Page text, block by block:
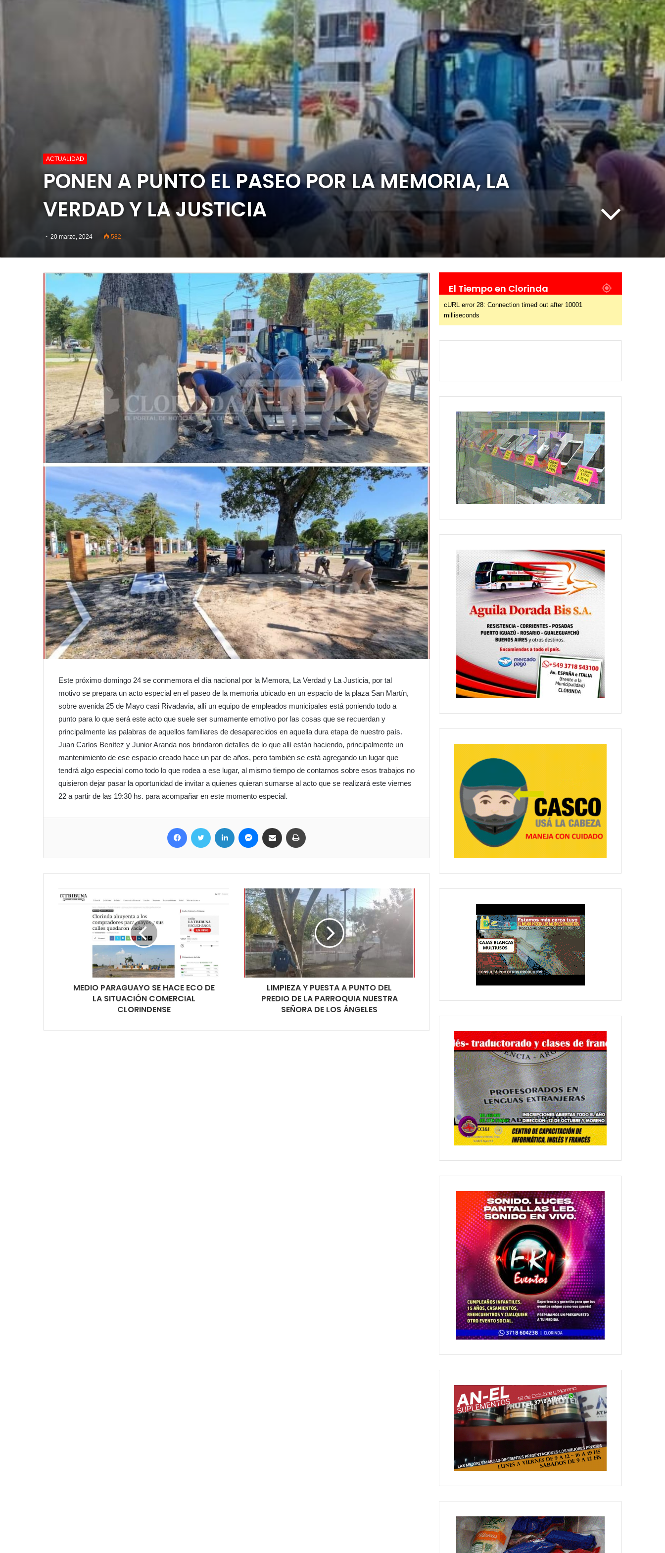
ACTUALIDAD
PONEN A PUNTO EL PASEO POR LA MEMORIA, LA
VERDAD Y LA JUSTICIA
20 marzo, 2024 582
Este próximo domingo 24 se conmemora el día nacional por la Memora, La Verdad y La Justicia, por tal
motivo se prepara un acto especial en el paseo de la memoria ubicado en un espacio de la plaza San Martín,
sobre avenida 25 de Mayo casi Rivadavia, allí un equipo de empleados municipales está poniendo todo a
punto para lo que será este acto que suele ser sumamente emotivo por las cosas que se recuerdan y
principalmente las palabras de aquellos familiares de desaparecidos en aquella dura etapa de nuestro país.
Juan Carlos Benítez y Junior Aranda nos brindaron detalles de lo que allí están haciendo, principalmente un
mantenimiento de ese espacio creado hace un par de años, pero también se está agregando un lugar que
tendrá algo especial como todo lo que rodea a ese lugar, al mismo tiempo de contarnos sobre esos trabajos no
quisieron dejar pasar la oportunidad de invitar a quienes quieran sumarse al acto que se realizará este viernes
22 a partir de las 19:30 hs. para acompañar en este momento especial.
Facebook Twitter LinkedIn MessengerCompartir por correo electrónico
MEDIO PARAGUAYO SE HACE ECO DE
LA SITUACIÓN COMERCIAL
CLORINDENSE
LIMPIEZA Y PUESTA A PUNTO DEL
PREDIO DE LA PARROQUIA NUESTRA
SEÑORA DE LOS ÁNGELES
El Tiempo en Clorinda
cURL error 28: Connection timed out after 10001
milliseconds